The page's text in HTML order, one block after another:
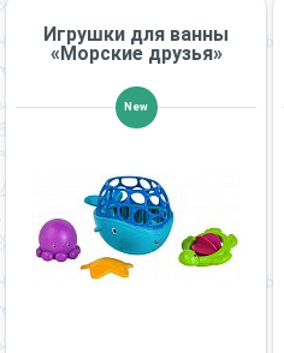
Игрушки для ванны
«Морские друзья»
New